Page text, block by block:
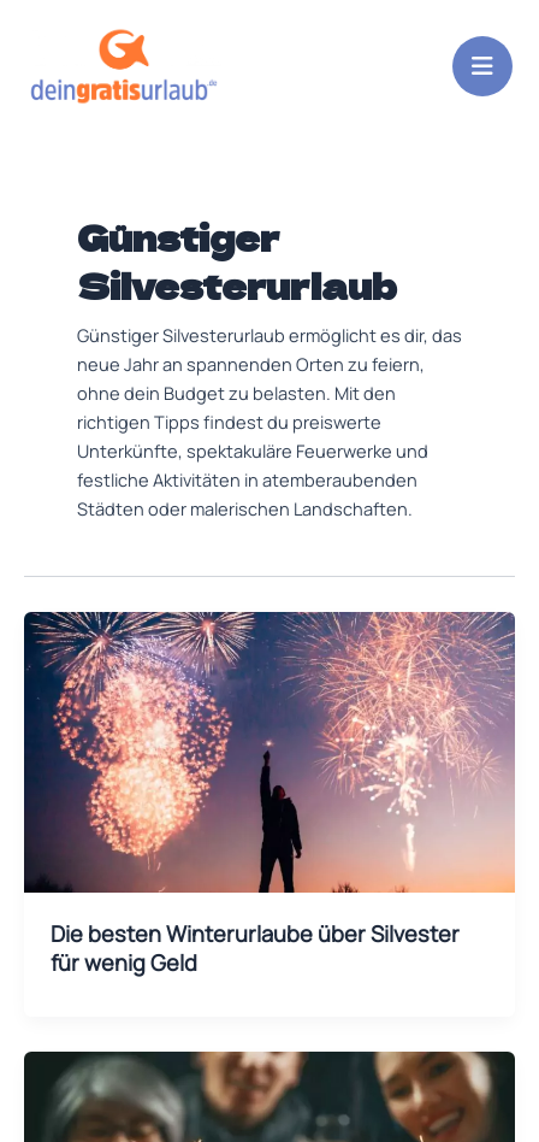
Günstiger
Silvesterurlaub
Günstiger Silvesterurlaub ermöglicht es dir, das
neue Jahr an spannenden Orten zu feiern,
ohne dein Budget zu belasten. Mit den
richtigen Tipps findest du preiswerte
Unterkünfte, spektakuläre Feuerwerke und
festliche Aktivitäten in atemberaubenden
Städten oder malerischen Landschaften.
Die besten Winterurlaube über Silvester
für wenig Geld